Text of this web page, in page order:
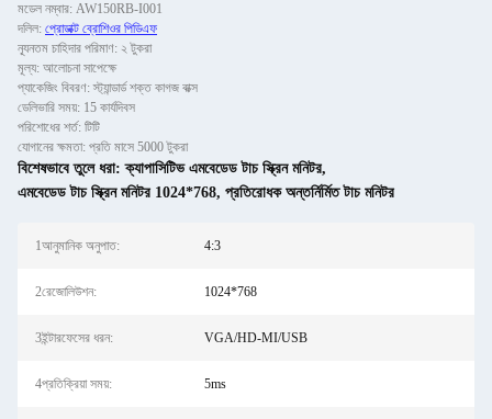
মডেল নম্বার: AW150RB-I001
দলিল: প্রোডাক্ট ব্রোশিওর পিডিএফ
ন্যূনতম চাহিদার পরিমাণ: ২ টুকরা
মূল্য: আলোচনা সাপেক্ষে
প্যাকেজিং বিবরণ: স্ট্যান্ডার্ড শক্ত কাগজ বাক্স
ডেলিভারি সময়: 15 কার্যদিবস
পরিশোধের শর্ত: টিটি
যোগানের ক্ষমতা: প্রতি মাসে 5000 টুকরা
বিশেষভাবে তুলে ধরা:ক্যাপাসিটিভ এমবেডেড টাচ স্ক্রিন মনিটর,
এমবেডেড টাচ স্ক্রিন মনিটর 1024*768, প্রতিরোধক অন্তর্নির্মিত টাচ মনিটর
1আনুমানিক অনুপাত: 4:3
2রেজোলিউশন: 1024*768
3ইন্টারফেসের ধরন: VGA/HD-MI/USB
4প্রতিক্রিয়া সময়: 5ms